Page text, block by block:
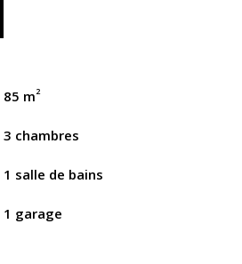
85 m2
3 chambres
1 salle de bains
1 garage